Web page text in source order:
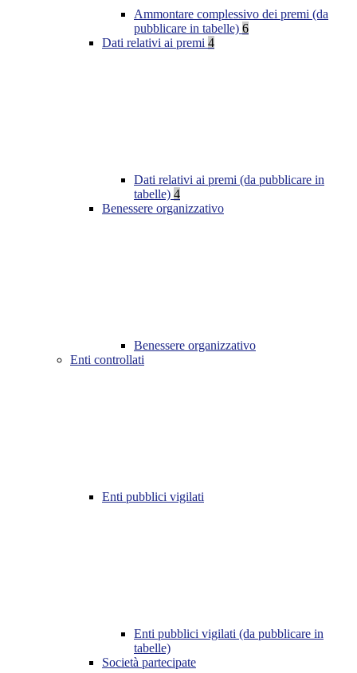
Ammontare complessivo dei premi (da
pubblicare in tabelle) 6
Dati relativi ai premi 4
Dati relativi ai premi (da pubblicare in
tabelle) 4
Benessere organizzativo
Benessere organizzativo
Enti controllati
Enti pubblici vigilati
Enti pubblici vigilati (da pubblicare in
tabelle)
Società partecipate